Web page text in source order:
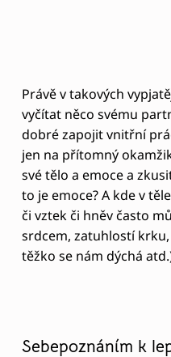
Sebepoznáním k
Možná se divíte, jak
něco zaměřeného
ke spokojenému
zkušenosti opravdu alfa
člověk dobře zná,
vede to nejen k
společně růst, nikoliv